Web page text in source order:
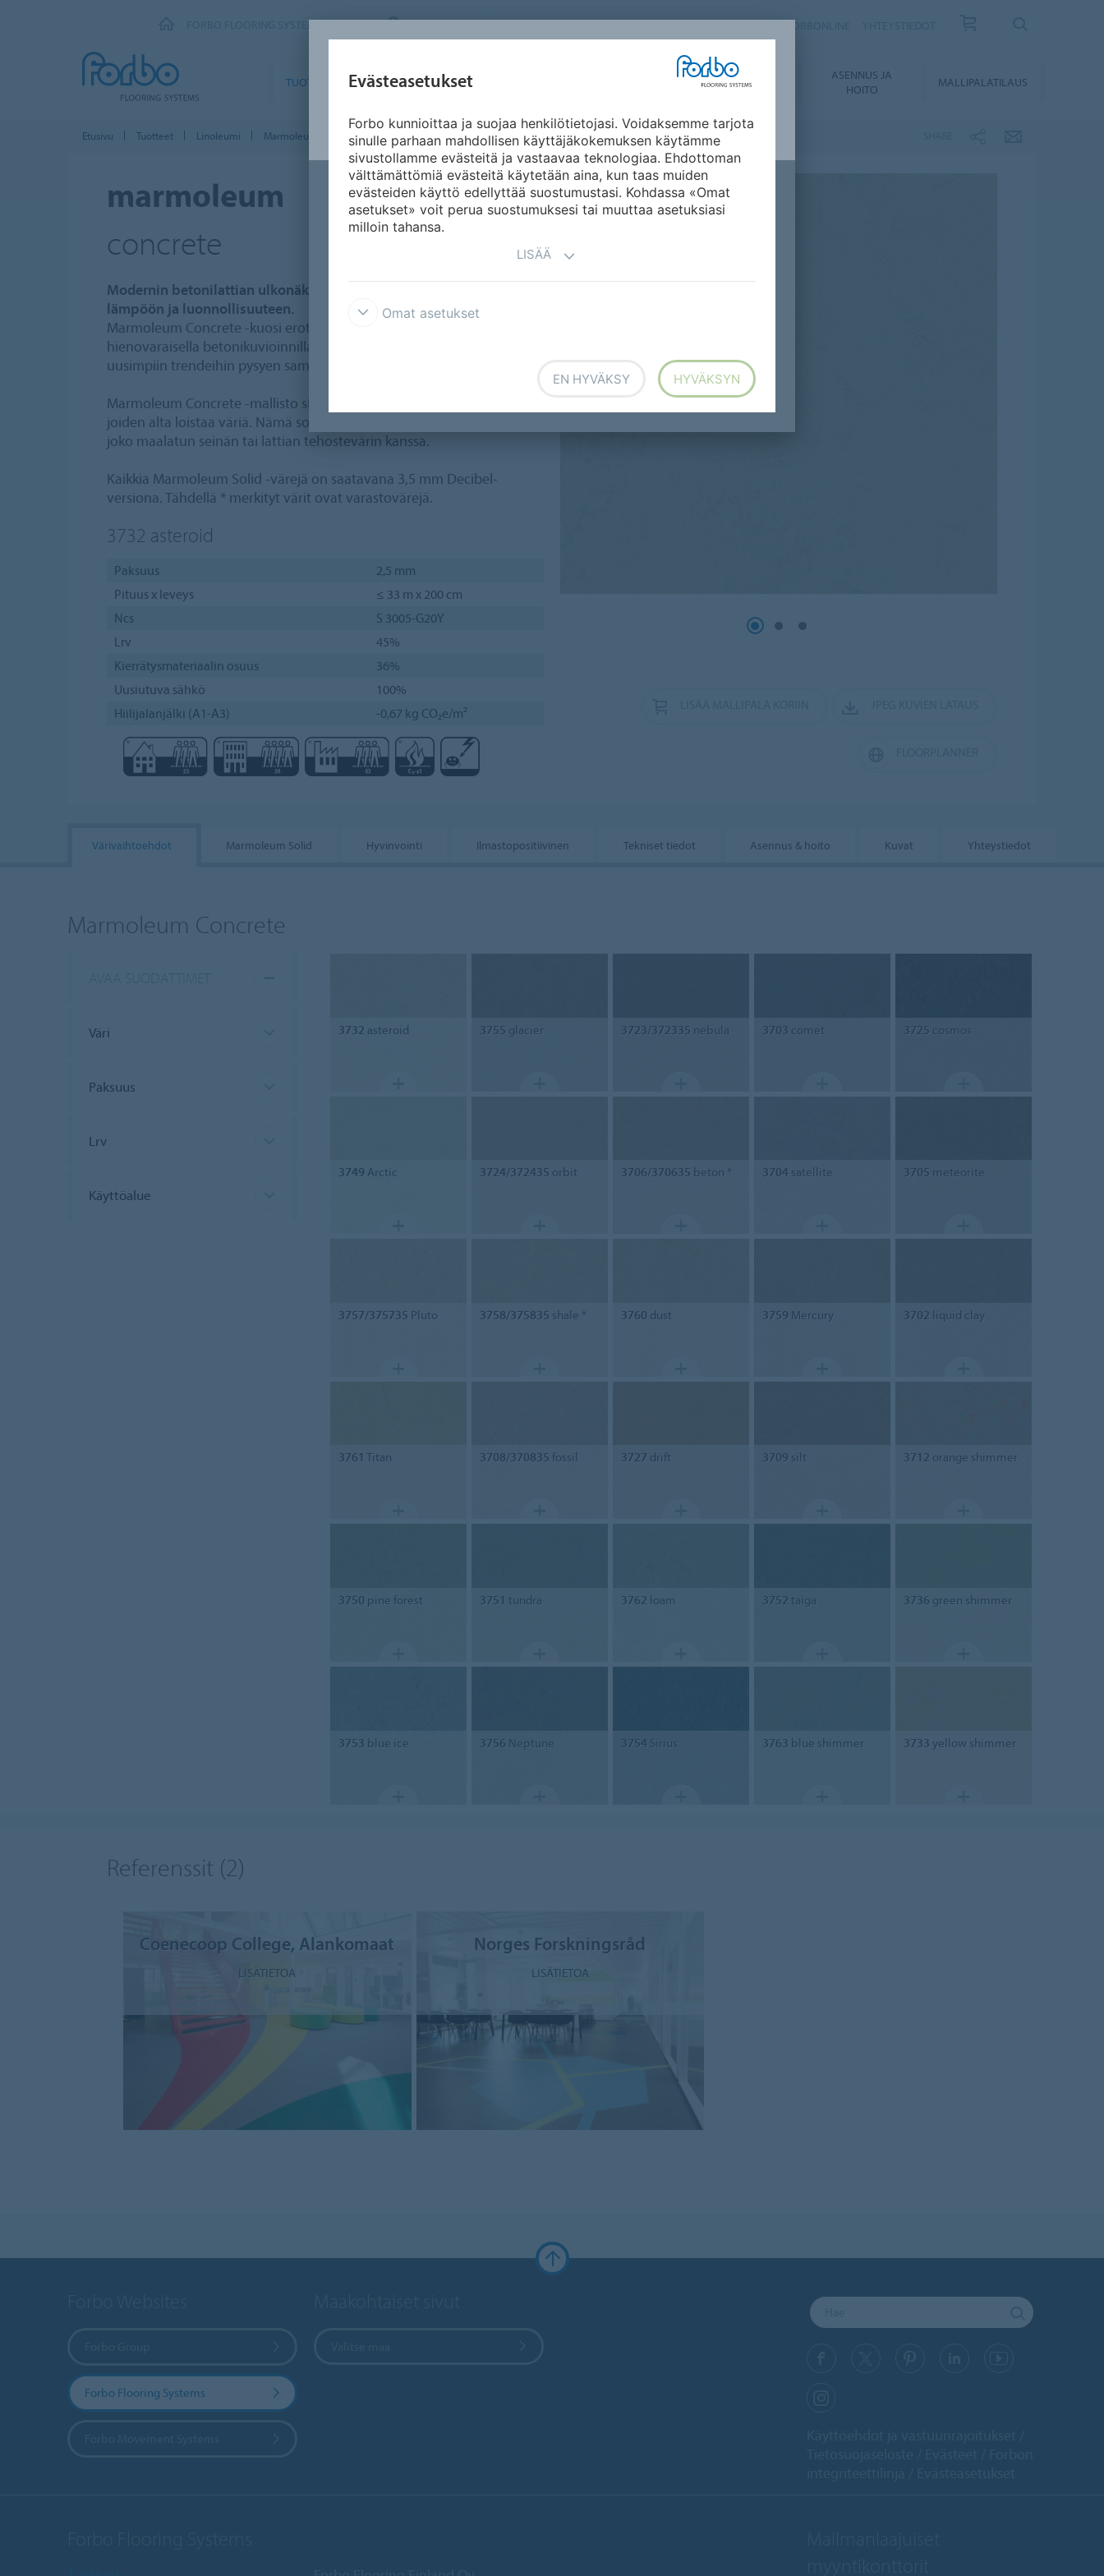
FORBO FLOORING SYSTEMS FINLAND
TUOTTEET KÄYTTÖKOHTEET
INSPIRAATIO JA
DOKUMENTIT
ASENNUS JA
HOITO
MALLIPALATILAUS
Etusivu Tuotteet Linoleumi Marmoleum Solid Marmoleum Concrete
marmoleum
concrete
Modernin betonilattian ulkonäkö yhdistettynä Marmoleumin
lämpöön ja luonnollisuuteen.
Marmoleum Concrete -kuosi erottuu klassisesta Marmoleum-lattiasta
hienovaraisella betonikuvioinnillaan. Marmoleum Concrete mukautuu
uusimpiin trendeihin pysyen samalla uskollisena luonteelleen.
Marmoleum Concrete -mallisto sisältää neljä neutraalia betonisävyä,
joiden alta loistaa väriä. Nämä sopivat erinomaisesti yhdisteltäväksi
joko maalatun seinän tai lattian tehostevärin kanssa.
Kaikkia Marmoleum Solid -värejä on saatavana 3,5 mm Decibel-
versiona. Tähdellä * merkityt värit ovat varastovärejä.
3732 asteroid
Paksuus
2,5 mm
Pituus x leveys
≤ 33 m x 200 cm
Ncs
S 3005-G20Y
Lrv
45%
Kierrätysmateriaalin osuus
36%
Uusiutuva sähkö
100%
Hiilijalanjälki (A1-A3)
-0,67 kg CO₂e/m²
Värivaihtoehdot Marmoleum Solid Hyvinvointi Ilmastopositiivinen Tekniset tiedot Asennus & hoito Kuvat Yhteystiedot
Marmoleum Concrete
Väri
Paksuus
Lrv
Käyttöalue
3732 asteroid 3755 glacier 3723/372335 nebula 3703 comet 3725 cosmos
3749 Arctic 3724/372435 orbit 3706/370635 beton * 3704satellite 3705 meteorite
3757/375735 Pluto 3758/375835 shale * 3760 dust 3759 Mercury 3702 liquid clay
3761 Titan 3708/370835 fossil 3727 drift 3709 silt 3712 orange shimmer
3750 pine forest 3751 tundra 3762 loam 3752 taiga 3736 green shimmer
3753 blue ice 3756 Neptune 3754Sirius 3763 blue shimmer 3733 yellow shimmer
Referenssit (2)
Coenecoop College, Alankomaat
LISÄTIETOA
Norges Forskningsråd
LISÄTIETOA
Forbo Flooring Systems
Evästeasetukset
Forbo kunnioittaa ja suojaa henkilötietojasi. Voidaksemme tarjota
sinulle parhaan mahdollisen käyttäjäkokemuksen käytämme
sivustollamme evästeitä ja vastaavaa teknologiaa. Ehdottoman
välttämättömiä evästeitä käytetään aina, kun taas muiden
evästeiden käyttö edellyttää suostumustasi. Kohdassa «Omat
asetukset» voit perua suostumuksesi tai muuttaa asetuksiasi
milloin tahansa.
LISÄÄ
Omat asetukset
EN HYVÄKSY HYVÄKSYN